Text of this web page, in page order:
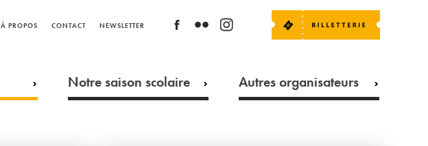
À PROPOS CONTACT NEWSLETTER
Notre saison scolaire Autres organisateurs